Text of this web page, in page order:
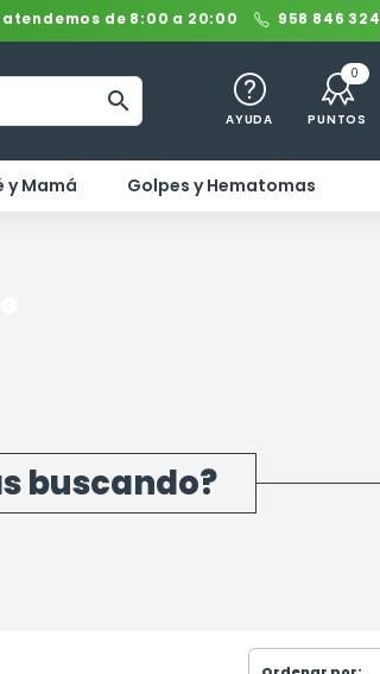
atendemos de 8:00 a 20:00 958 846 324

AYUDA
0
PUNTOS
y Mamá Golpes y Hematomas
buscando?